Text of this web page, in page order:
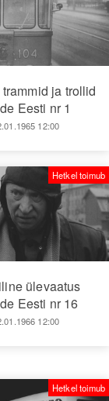
ja trollid
Eesti nr 1
12:00
ülevaatus
Eesti nr 16
12:00
Hetkel toimub
Hetkel toimub